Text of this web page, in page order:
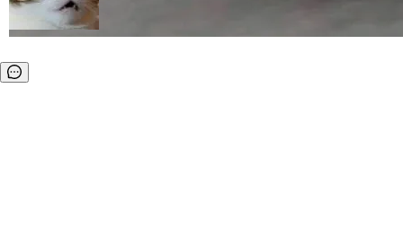
代码检索手段（如关键词匹配、目录遍历）仅能
在语法层面完成文本定位，难以触及代码的语义
理解大规模代码仓时面临显著"代码仓理解"瓶
短剧部门，有互联网大厂背景。在公司内部架构
调整期间，部门三次通知全员将数据从A集群迁
数据。2024年9月3日下午4点，他使用此前登录